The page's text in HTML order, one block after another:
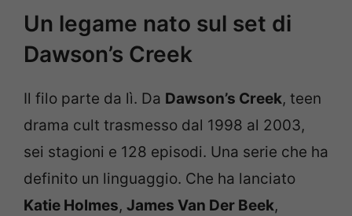
Un legame nato sul set di
Dawson’s Creek
Il filo parte da lì. Da Dawson’s Creek, teen
drama cult trasmesso dal 1998 al 2003,
sei stagioni e 128 episodi. Una serie che ha
definito un linguaggio. Che ha lanciato
Katie Holmes, James Van Der Beek,